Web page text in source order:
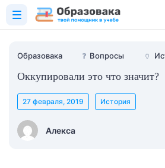
Образовака ❓ Вопросы 🏺
Оккупировали это что значит?
Алекса
27 февраля, 2019 История